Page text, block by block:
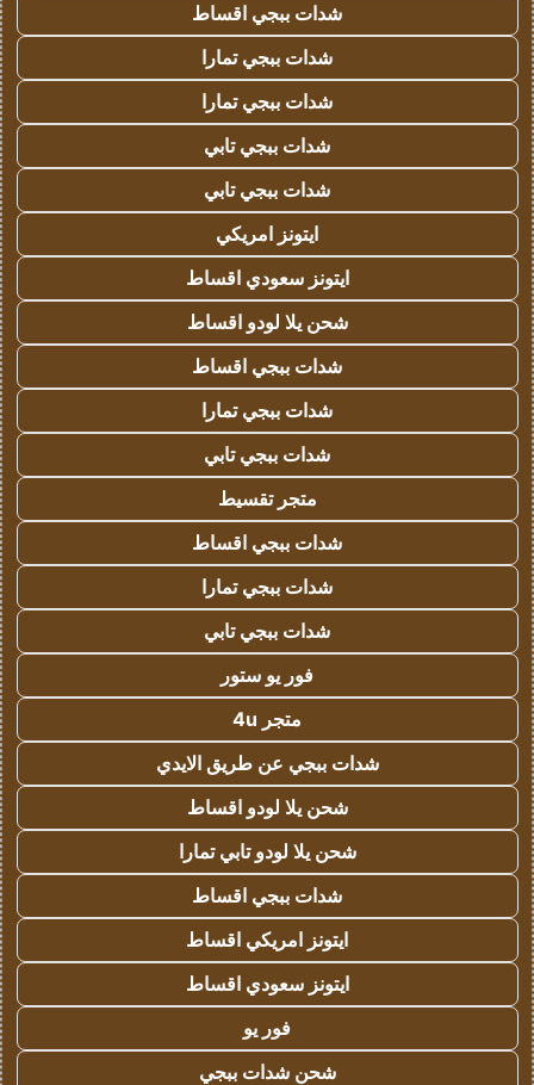
شدات ببجي اقساط
شدات ببجي تمارا
شدات ببجي تمارا
شدات ببجي تابي
شدات ببجي تابي
ايتونز امريكي
ايتونز سعودي اقساط
شحن يلا لودو اقساط
شدات ببجي اقساط
شدات ببجي تمارا
شدات ببجي تابي
متجر تقسيط
شدات ببجي اقساط
شدات ببجي تمارا
شدات ببجي تابي
فور يو ستور
متجر 4u
شدات ببجي عن طريق الايدي
شحن يلا لودو اقساط
شحن يلا لودو تابي تمارا
شدات ببجي اقساط
ايتونز امريكي اقساط
ايتونز سعودي اقساط
فور يو
شحن شدات ببجي